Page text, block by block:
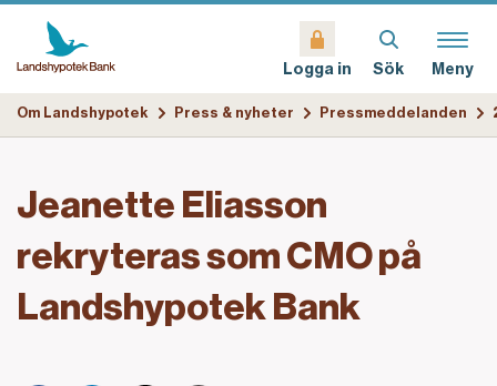
Logga in Sök Meny
Om Landshypotek Press & nyheter Pressmeddelanden
Jeanette Eliasson
rekryteras som CMO på
Landshypotek Bank